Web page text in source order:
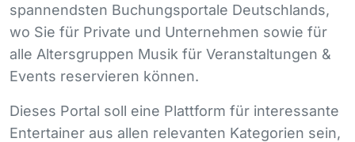
spannendsten Buchungsportale Deutschlands,
wo Sie für Private und Unternehmen sowie für
alle Altersgruppen Musik für Veranstaltungen &
Events reservieren können.
Dieses Portal soll eine Plattform für interessante
Entertainer aus allen relevanten Kategorien sein,